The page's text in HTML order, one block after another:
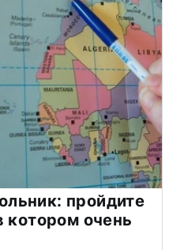
пройдите
котором очень